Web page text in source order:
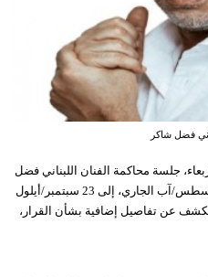
فضل شاكر
جلسة محاكمة الفنان اللبناني فضل
شاكر، التي كانت مقرر عقدها في 5 أغسطس/آب الجاري، إلى 23 سبتمبر/أيلول
عن تفاصيل إضافية بشأن القرار،